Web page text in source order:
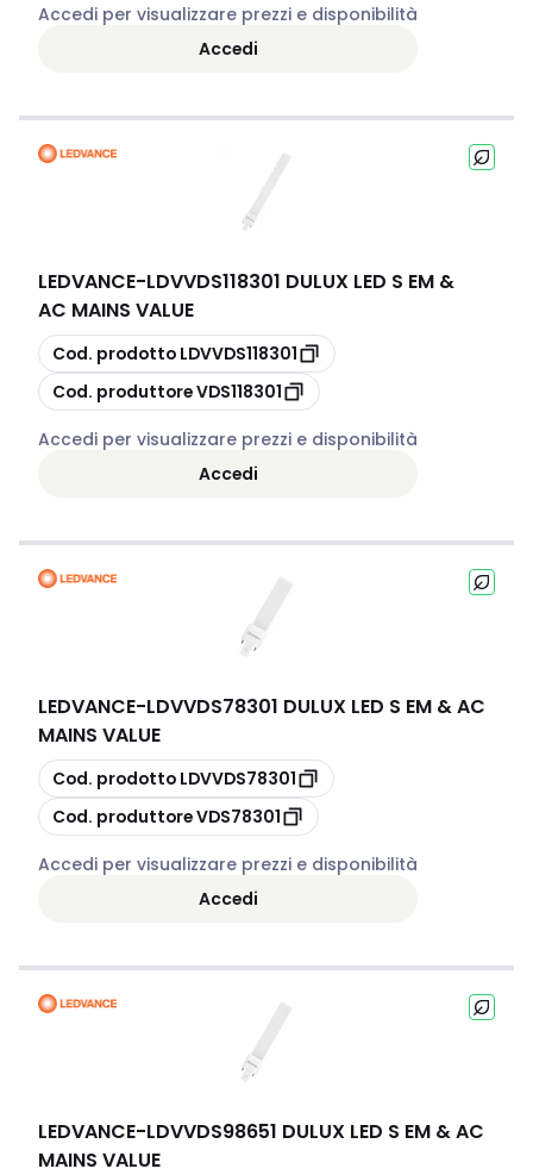
Accedi per visualizzare prezzi e disponibilità
Accedi
LEDVANCE-LDVVDS118301 DULUX LED S EM &
AC MAINS VALUE
copia
Cod. prodotto LDVVDS118301
copia
Cod. produttoreVDS118301
Accedi per visualizzare prezzi e disponibilità
Accedi
LEDVANCE-LDVVDS78301 DULUX LED S EM & AC
MAINS VALUE
copia
Cod. prodotto LDVVDS78301
copia
Cod. produttoreVDS78301
Accedi per visualizzare prezzi e disponibilità
Accedi
LEDVANCE-LDVVDS98651 DULUX LED S EM & AC
MAINS VALUE